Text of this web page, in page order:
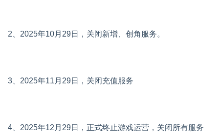
2、2025年10月29日，关闭新增、创角服务。
3、2025年11月29日，关闭充值服务
4、2025年12月29日，正式终止游戏运营，关闭所有服务